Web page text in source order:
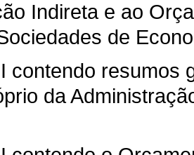
Indireta e ao
de
contendo resumos
da